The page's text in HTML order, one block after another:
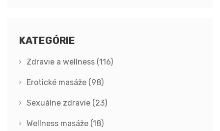
KATEGÓRIE
Zdravie a wellness (116)
Erotické masáže (98)
Sexuálne zdravie (23)
Wellness masáže (18)